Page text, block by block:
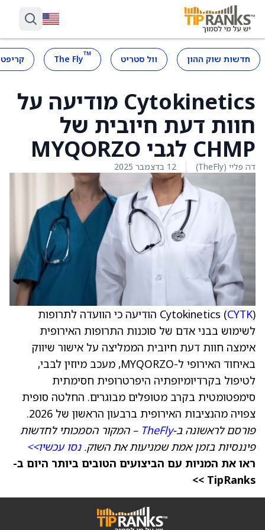
חדשות שוק ההון וול סטריט ™
The Fly
Cytokinetics מודיעה על
חוות דעת חיובית של
CHMP לגבי MYQORZO
דה פליי (TheFly) 12 בדצמבר 2025
Cytokinetics (CYTK
) הודיעה כי הוועדה לתרופות
לשימוש בבני אדם של סוכנות התרופות האירופית
אימצה חוות דעת חיובית הממליצה על אישור שיווק
באיחוד האירופי ל-MYQORZO, מעכב מיוזין לבבי,
לטיפול בקרדיומיופתיה היפרטרופית חסימתית
סימפטומטית בקרב מטופלים מבוגרים. החלטה סופית
צפויה מהנציבות האירופית ברבעון הראשון של 2026.
פורסם לראשונה ב-TheFly – המקור הסמכותי לחדשות
פיננסיות בזמן אמת שמניעות את השוק.נסו עכשיו>>
ראו את המניות עם הביצועים הטובים ביותר היום ב-
TipRanks >>